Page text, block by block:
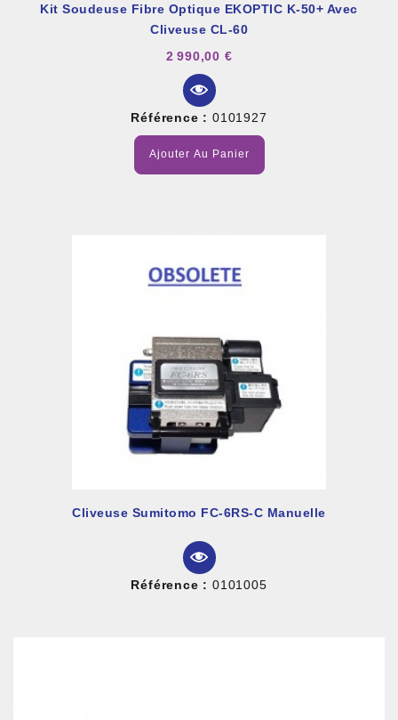
Kit Soudeuse Fibre Optique EKOPTIC K-50+ Avec
Cliveuse CL-60
2 990,00 €
Référence : 0101927
Ajouter Au Panier
Cliveuse Sumitomo FC-6RS-C Manuelle
Référence : 0101005